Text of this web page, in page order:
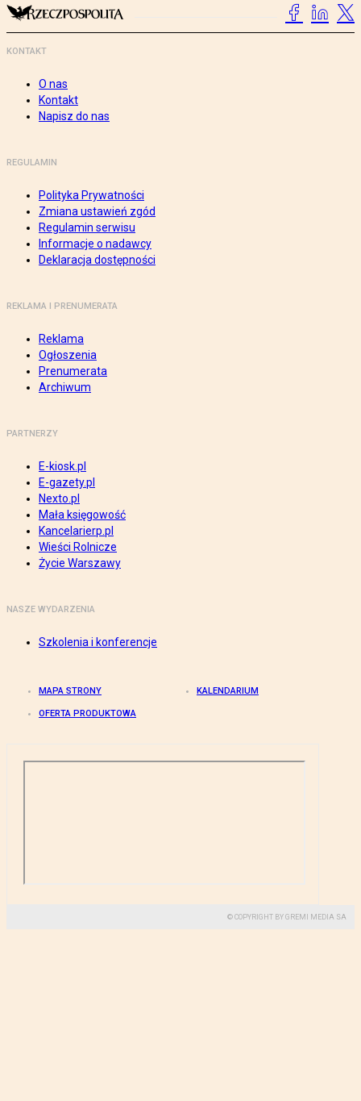
KONTAKT
O nas
Kontakt
Napisz do nas
REGULAMIN
Polityka Prywatności
Zmiana ustawień zgód
Regulamin serwisu
Informacje o nadawcy
Deklaracja dostępności
REKLAMA I PRENUMERATA
Reklama
Ogłoszenia
Prenumerata
Archiwum
PARTNERZY
E-kiosk.pl
E-gazety.pl
Nexto.pl
Mała księgowość
Kancelarierp.pl
Wieści Rolnicze
Życie Warszawy
NASZE WYDARZENIA
Szkolenia i konferencje
MAPA STRONY KALENDARIUM
OFERTA PRODUKTOWA
© COPYRIGHT BY GREMI MEDIA SA